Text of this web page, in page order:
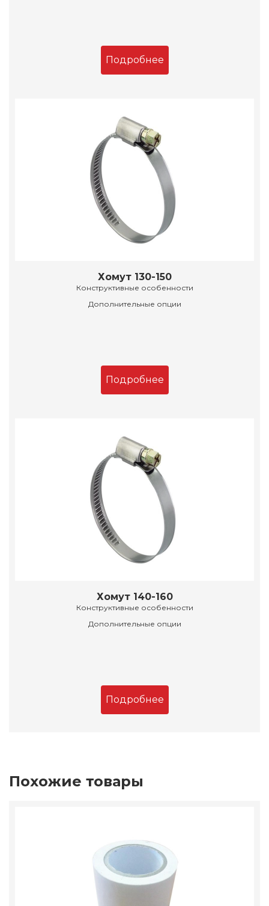
Подробнее
Хомут 130-150
Конструктивные особенности
Дополнительные опции
Подробнее
Хомут 140-160
Конструктивные особенности
Дополнительные опции
Подробнее
Похожие товары